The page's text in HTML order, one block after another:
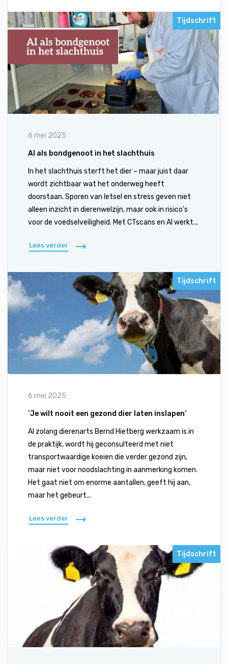
Tijdschrift
6 mei 2025
AI als bondgenoot in het slachthuis
In het slachthuis sterft het dier – maar juist daar
wordt zichtbaar wat het onderweg heeft
doorstaan. Sporen van letsel en stress geven niet
alleen inzicht in dierenwelzijn, maar ook in risico’s
voor de voedselveiligheid. Met CTscans en AI werkt...
Lees verder
Tijdschrift
6 mei 2025
‘Je wilt nooit een gezond dier laten inslapen’
Al zolang dierenarts Bernd Hietberg werkzaam is in
de praktijk, wordt hij geconsulteerd met niet
transportwaardige koeien die verder gezond zijn,
maar niet voor noodslachting in aanmerking komen.
Het gaat niet om enorme aantallen, geeft hij aan,
maar het gebeurt...
Lees verder
Tijdschrift